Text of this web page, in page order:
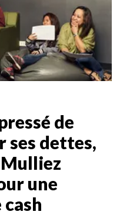
de
ses dettes,
une